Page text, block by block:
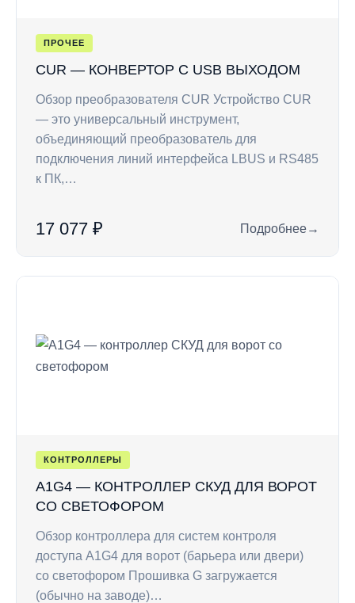
ПРОЧЕЕ
CUR — КОНВЕРТОР С USB ВЫХОДОМ
Обзор преобразователя CUR Устройство CUR
— это универсальный инструмент,
объединяющий преобразователь для
подключения линий интерфейса LBUS и RS485
к ПК,…
17 077 ₽ Подробнее
: CUR —
→
КОНТРОЛЛЕРЫ
A1G4 — КОНТРОЛЛЕР СКУД ДЛЯ ВОРОТ
СО СВЕТОФОРОМ
Обзор контроллера для систем контроля
доступа A1G4 для ворот (барьера или двери)
со светофором Прошивка G загружается
(обычно на заводе)…